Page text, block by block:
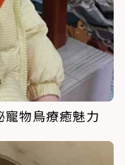
物鳥療癒魅力